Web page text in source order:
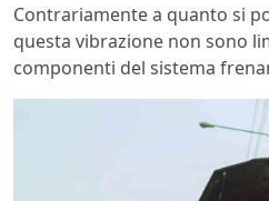
Contrariamente a quanto si
questa vibrazione non sono
componenti del sistema